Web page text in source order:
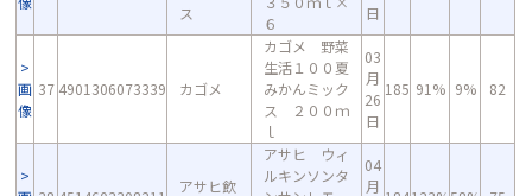
ス
６
日
画
像
37 4901306073339 カゴメ
カゴメ 野菜
生活１００夏
みかんミック
ス ２００ｍ
ｌ
03
月
26
日
185 91% 9% 82
アサヒ飲
アサヒ ウィ
ルキンソンタ
04
月